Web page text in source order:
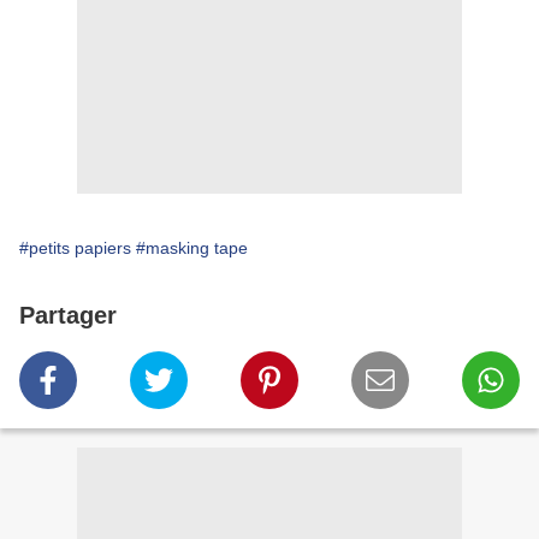
#petits papiers #masking tape
Partager